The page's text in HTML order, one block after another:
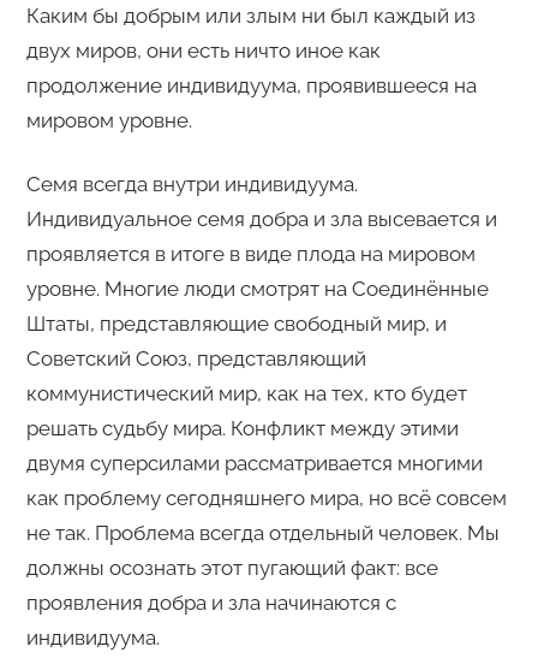
Каким бы добрым или злым ни был каждый из
двух миров, они есть ничто иное как
продолжение индивидуума, проявившееся на
мировом уровне.
Семя всегда внутри индивидуума.
Индивидуальное семя добра и зла высевается и
проявляется в итоге в виде плода на мировом
уровне. Многие люди смотрят на Соединённые
Штаты, представляющие свободный мир, и
Советский Союз, представляющий
коммунистический мир, как на тех, кто будет
решать судьбу мира. Конфликт между этими
двумя суперсилами рассматривается многими
как проблему сегодняшнего мира, но всё совсем
не так. Проблема всегда отдельный человек. Мы
должны осознать этот пугающий факт: все
проявления добра и зла начинаются с
индивидуума.